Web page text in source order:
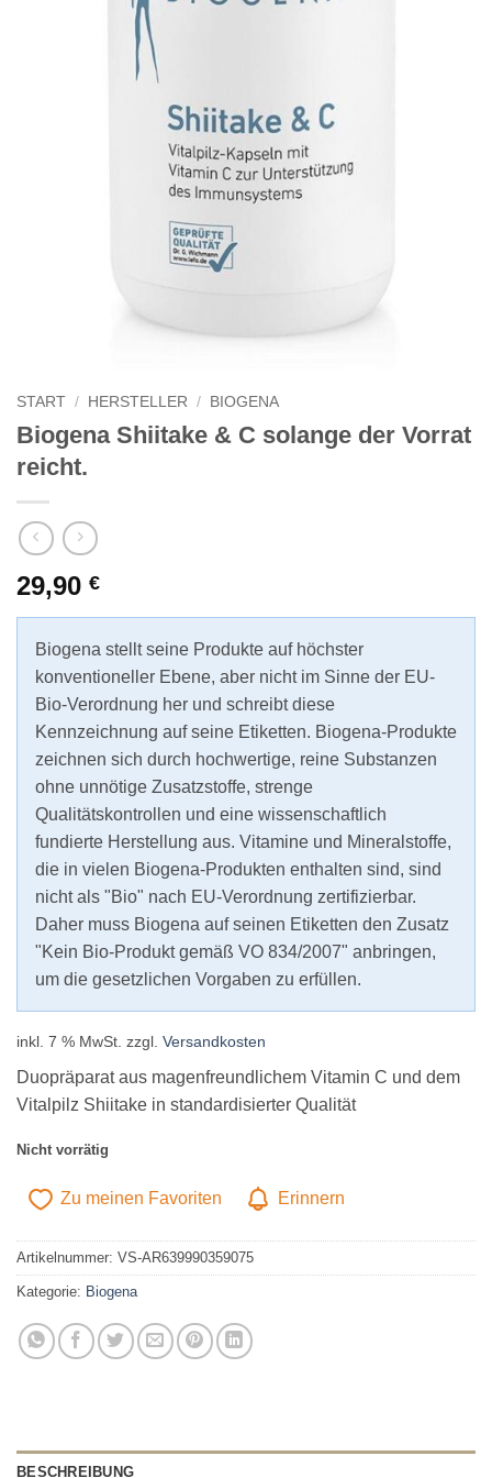
START / HERSTELLER / BIOGENA
Biogena Shiitake & C solange der Vorrat
reicht.
29,90 €
Biogena stellt seine Produkte auf höchster
konventioneller Ebene, aber nicht im Sinne der EU-
Bio-Verordnung her und schreibt diese
Kennzeichnung auf seine Etiketten. Biogena-Produkte
zeichnen sich durch hochwertige, reine Substanzen
ohne unnötige Zusatzstoffe, strenge
Qualitätskontrollen und eine wissenschaftlich
fundierte Herstellung aus. Vitamine und Mineralstoffe,
die in vielen Biogena-Produkten enthalten sind, sind
nicht als "Bio" nach EU-Verordnung zertifizierbar.
Daher muss Biogena auf seinen Etiketten den Zusatz
"Kein Bio-Produkt gemäß VO 834/2007" anbringen,
um die gesetzlichen Vorgaben zu erfüllen.
inkl. 7 % MwSt. zzgl. Versandkosten
Duopräparat aus magenfreundlichem Vitamin C und dem
Vitalpilz Shiitake in standardisierter Qualität
Nicht vorrätig
Zu meinen Favoriten Erinnern
Artikelnummer: VS-AR639990359075
Kategorie: Biogena
BESCHREIBUNG